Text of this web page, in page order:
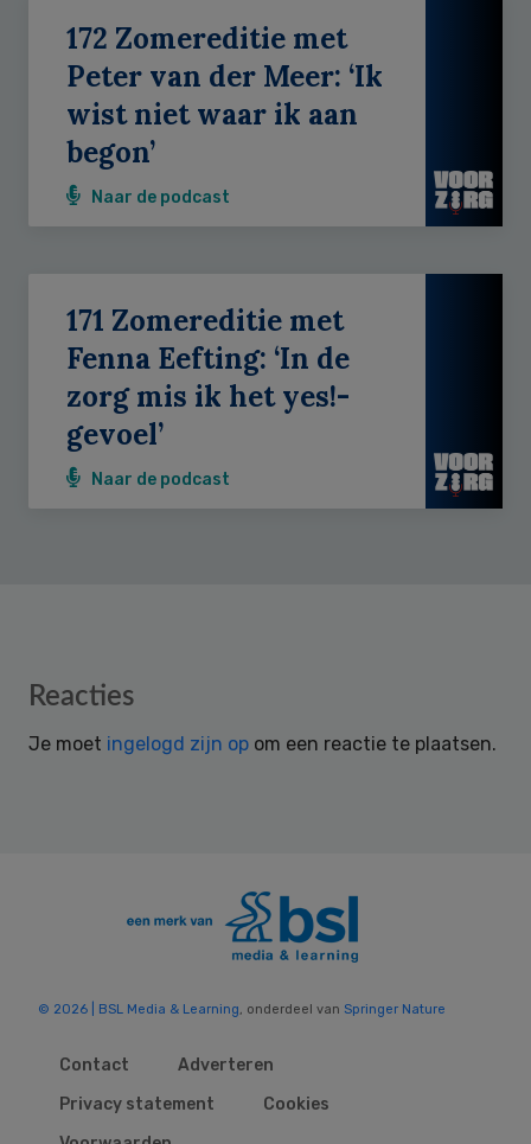
172 Zomereditie met
Peter van der Meer: ‘Ik
wist niet waar ik aan
begon’
Naar de podcast
171 Zomereditie met
Fenna Eefting: ‘In de
zorg mis ik het yes!-
gevoel’
Naar de podcast
Reader
Reacties
Je moet ingelogd zijn op om een reactie te plaatsen.
© 2026 | BSL Media & Learning , onderdeel van Springer Nature
Contact
Adverteren
Privacy statement
Cookies